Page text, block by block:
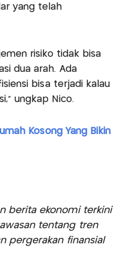
yang telah
risiko tidak bisa
dua arah. Ada
bisa terjadi kalau
ungkap Nico.
Kosong Yang Bikin
berita ekonomi terkini
tentang tren
pergerakan finansial